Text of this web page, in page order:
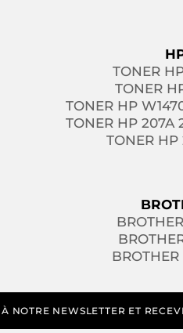
TONER
TONER
TONER HP
TONER HP 207A
TONER HP
NEWSLETTER ET